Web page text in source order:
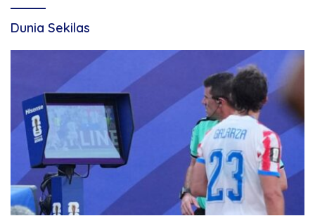
Dunia Sekilas